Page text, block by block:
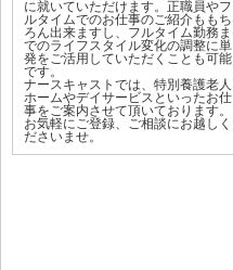
に就いていただけます。正職員やフ
ルタイムでのお仕事のご紹介ももち
ろん出来ますし、フルタイム勤務ま
でのライフスタイル変化の調整に単
発をご活用していただくことも可能
です。
ナースキャストでは、特別養護老人
ホームやデイサービスといったお仕
事をご案内させて頂いております。
お気軽にご登録、ご相談にお越しく
ださいませ。